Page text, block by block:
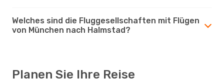
Welches sind die Fluggesellschaften mit Flügen
von München nach Halmstad?
Planen Sie Ihre Reise